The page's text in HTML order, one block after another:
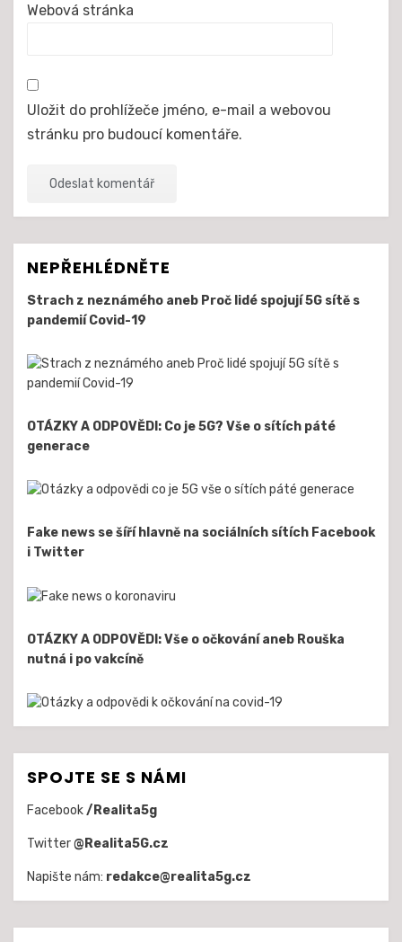
Webová stránka
Uložit do prohlížeče jméno, e-mail a webovou
stránku pro budoucí komentáře.
NEPŘEHLÉDNĚTE
Strach z neznámého aneb Proč lidé spojují 5G sítě s
pandemií Covid-19
OTÁZKY A ODPOVĚDI: Co je 5G? Vše o sítích páté
generace
Fake news se šíří hlavně na sociálních sítích Facebook
i Twitter
OTÁZKY A ODPOVĚDI: Vše o očkování aneb Rouška
nutná i po vakcíně
SPOJTE SE S NÁMI
Facebook/Realita5g
Twitter@Realita5G.cz
Napište nám: redakce@realita5g.cz